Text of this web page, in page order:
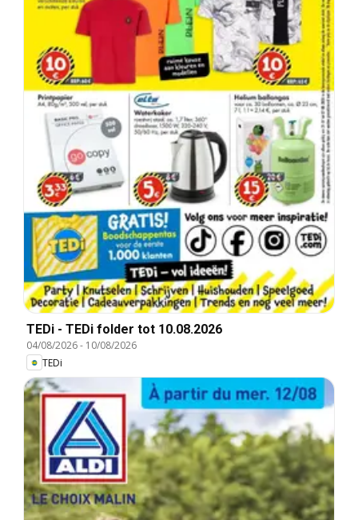
TEDi - TEDi folder tot 10.08.2026
04/08/2026- 10/08/2026
TEDi